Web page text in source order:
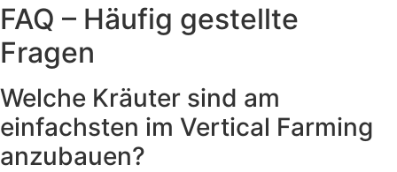
FAQ – Häufig gestellte
Fragen
Welche Kräuter sind am
einfachsten im Vertical Farming
anzubauen?